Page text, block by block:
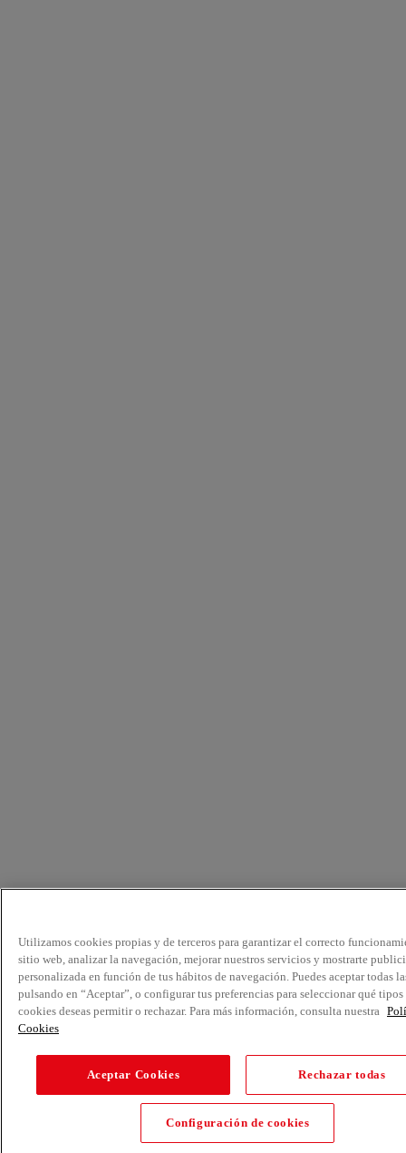
Utilizamos cookies propias y de terceros para garantizar el correcto
sitio web, analizar la navegación, mejorar nuestros servicios y mostrarte
personalizada en función de tus hábitos de navegación. Puedes aceptar todas
pulsando en “Aceptar”, o configurar tus preferencias para seleccionar qué tipos
cookies deseas permitir o rechazar. Para más información, consulta nuestra
Cookies
Aceptar Cookies Rechazar todas
Configuración de cookies